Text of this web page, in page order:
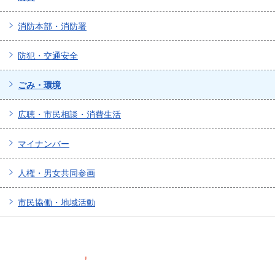
消防本部・消防署
防犯・交通安全
ごみ・環境
広聴・市民相談・消費生活
マイナンバー
人権・男女共同参画
市民協働・地域活動